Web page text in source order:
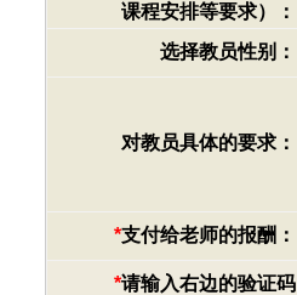
课程安排等要求）：
选择教员性别：
对教员具体的要求：
*支付给老师的报酬：
*请输入右边的验证码